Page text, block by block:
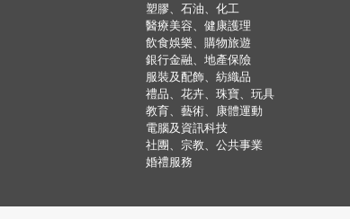
塑膠、石油、化工
醫療美容、健康護理
飲食娛樂、購物旅遊
銀行金融、地產保險
服裝及配飾、紡織品
禮品、花卉、珠寶、玩具
教育、藝術、康體運動
電腦及資訊科技
社團、宗教、公共事業
婚禮服務